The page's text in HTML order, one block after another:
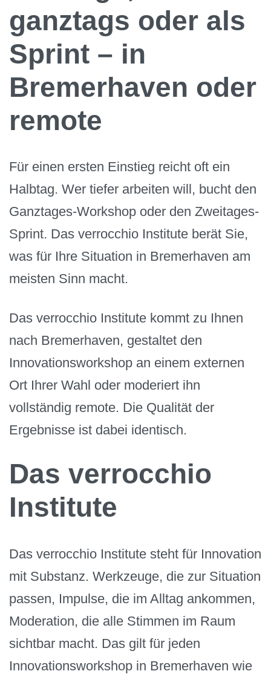
ganztags oder als
Sprint – in
Bremerhaven oder
remote
Für einen ersten Einstieg reicht oft ein
Halbtag. Wer tiefer arbeiten will, bucht den
Ganztages-Workshop oder den Zweitages-
Sprint. Das verrocchio Institute berät Sie,
was für Ihre Situation in Bremerhaven am
meisten Sinn macht.
Das verrocchio Institute kommt zu Ihnen
nach Bremerhaven, gestaltet den
Innovationsworkshop an einem externen
Ort Ihrer Wahl oder moderiert ihn
vollständig remote. Die Qualität der
Ergebnisse ist dabei identisch.
Das verrocchio
Institute
Das verrocchio Institute steht für Innovation
mit Substanz. Werkzeuge, die zur Situation
passen, Impulse, die im Alltag ankommen,
Moderation, die alle Stimmen im Raum
sichtbar macht. Das gilt für jeden
Innovationsworkshop in Bremerhaven wie